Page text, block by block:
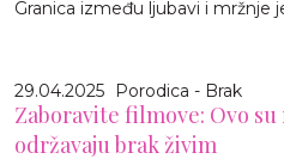
Granica između ljubavi i mržnje
29.04.2025 Porodica - Brak
Zaboravite filmove: Ovo
održavaju brak živim